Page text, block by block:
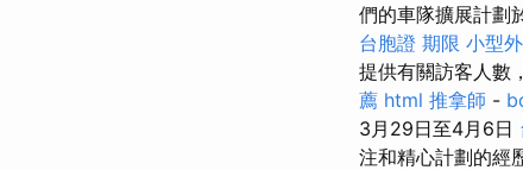
們的車隊擴展計劃
台胞證 期限 小型
提供有關訪客人數
薦 html 推拿師 -
3月29日至4月6日
注和精心計劃的經